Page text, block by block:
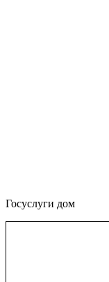
Госуслуги дом